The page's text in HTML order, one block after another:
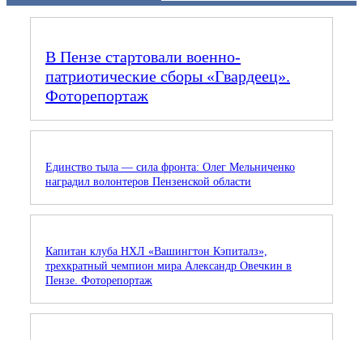
В Пензе стартовали военно-
патриотические сборы «Гвардеец».
Фоторепортаж
Единство тыла — сила фронта: Олег Мельниченко
наградил волонтеров Пензенской области
Капитан клуба НХЛ «Вашингтон Кэпиталз»,
трехкратный чемпион мира Александр Овечкин в
Пензе. Фоторепортаж